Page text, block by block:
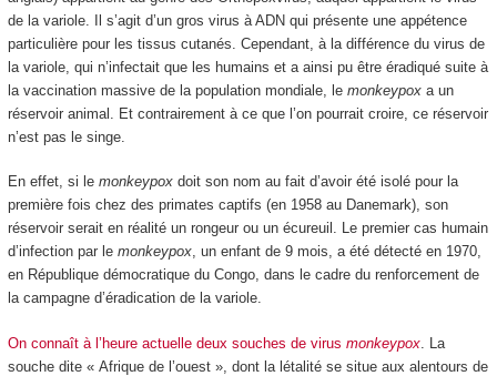
de la variole. Il s’agit d’un gros virus à ADN qui présente une appétence
particulière pour les tissus cutanés. Cependant, à la différence du virus de
la variole, qui n’infectait que les humains et a ainsi pu être éradiqué suite à
la vaccination massive de la population mondiale, le monkeypoxa un
réservoir animal. Et contrairement à ce que l’on pourrait croire, ce réservoir
n’est pas le singe.
En effet, si le monkeypoxdoit son nom au fait d’avoir été isolé pour la
première fois chez des primates captifs (en 1958 au Danemark), son
réservoir serait en réalité un rongeur ou un écureuil. Le premier cas humain
d’infection par le monkeypox, un enfant de 9 mois, a été détecté en 1970,
en République démocratique du Congo, dans le cadre du renforcement de
la campagne d’éradication de la variole.
On connaît à l’heure actuelle deux souches de virus monkeypox. La
souche dite « Afrique de l’ouest », dont la létalité se situe aux alentours de